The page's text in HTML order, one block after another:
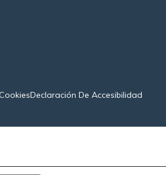
Declaración De Accesibilidad